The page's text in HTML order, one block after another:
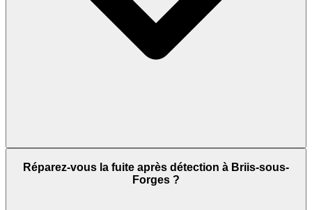
Réparez-vous la fuite après détection à Briis-sous-
Forges ?